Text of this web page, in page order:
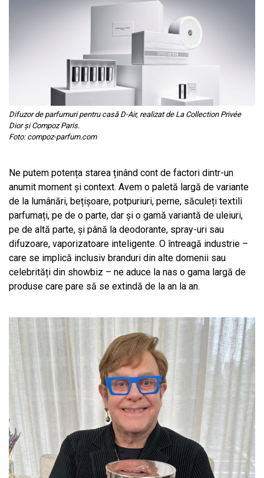
Difuzor de parfumuri pentru casă D-Air, realizat de La Collection Privée
Dior și Compoz Paris.
Foto: compoz-parfum.com
Ne putem potența starea ținând cont de factori dintr-un
anumit moment și context. Avem o paletă largă de variante
de la lumânări, bețișoare, potpuriuri, perne, săculeți textili
parfumați, pe de o parte, dar și o gamă variantă de uleiuri,
pe de altă parte, și până la deodorante, spray-uri sau
difuzoare, vaporizatoare inteligente. O întreagă industrie –
care se implică inclusiv branduri din alte domenii sau
celebrități din showbiz – ne aduce la nas o gama largă de
produse care pare să se extindă de la an la an.